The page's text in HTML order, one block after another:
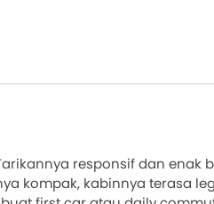
responsif dan enak
kompak, kabinnya terasa